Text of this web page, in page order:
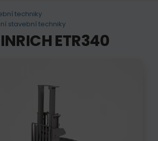
techniky
stavební techniky
ETR340